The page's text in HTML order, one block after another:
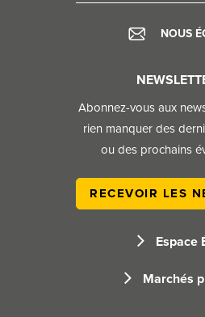
NOUS
Abonnez-vous aux
rien manquer des
ou des prochains
RECEVOIR LES
Espace
Marchés